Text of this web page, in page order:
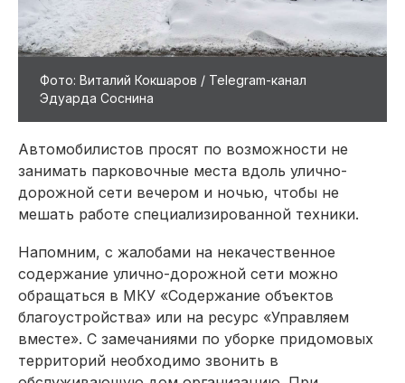
Фото: Виталий Кокшаров / Telegram-канал
Эдуарда Соснина
Автомобилистов просят по возможности не
занимать парковочные места вдоль улично-
дорожной сети вечером и ночью, чтобы не
мешать работе специализированной техники.
Напомним, с жалобами на некачественное
содержание улично-дорожной сети можно
обращаться в МКУ «Содержание объектов
благоустройства» или на ресурс «Управляем
вместе». С замечаниями по уборке придомовых
территорий необходимо звонить в